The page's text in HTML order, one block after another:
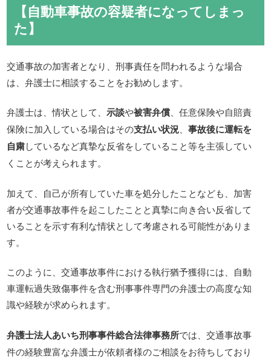
【自動車事故の容疑者になってしまっ
た】
交通事故の加害者となり、刑事責任を問われるような場合
は、弁護士に相談することをお勧めします。
弁護士は、情状として、示談や被害弁償 、任意保険や自賠責
保険に加入している場合はその支払い状況 、事故後に運転を
自粛しているなど真摯な反省をしていること等を主張してい
くことが考えられます。
加えて、自己が所有していた車を処分したことなども、加害
者が交通事故事件を起こしたことと真摯に向き合い反省して
いることを示す有利な情状として考慮される可能性がありま
す。
このように、交通事故事件における執行猶予獲得には、自動
車運転過失致傷事件を含む刑事事件専門の弁護士の高度な知
識や経験が求められます。
弁護士法人あいち刑事事件総合法律事務所では、交通事故事
件の経験豊富な弁護士が依頼者様のご相談をお待ちしており